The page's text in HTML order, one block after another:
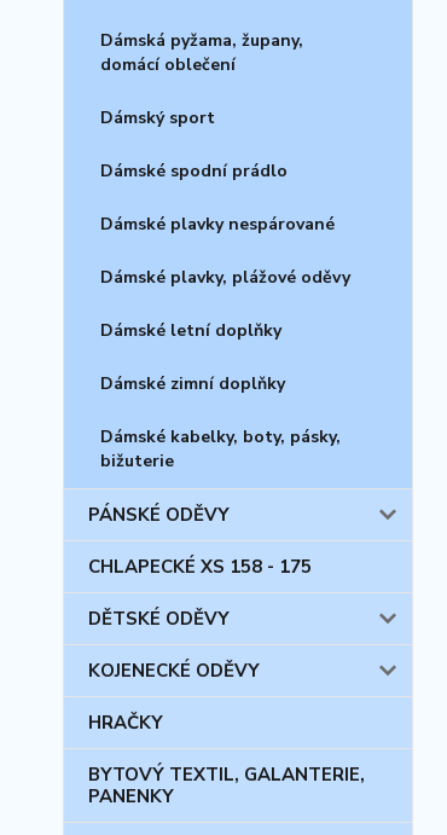
Dámská pyžama, župany,
domácí oblečení
Dámský sport
Dámské spodní prádlo
Dámské plavky nespárované
Dámské plavky, plážové oděvy
Dámské letní doplňky
Dámské zimní doplňky
Dámské kabelky, boty, pásky,
bižuterie
PÁNSKÉ ODĚVY
CHLAPECKÉ XS 158 - 175
DĚTSKÉ ODĚVY
KOJENECKÉ ODĚVY
HRAČKY
BYTOVÝ TEXTIL, GALANTERIE,
PANENKY